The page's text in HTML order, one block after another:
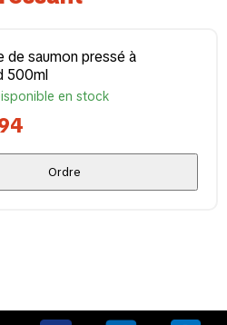
de saumon pressé à
500ml
en stock
Ordre